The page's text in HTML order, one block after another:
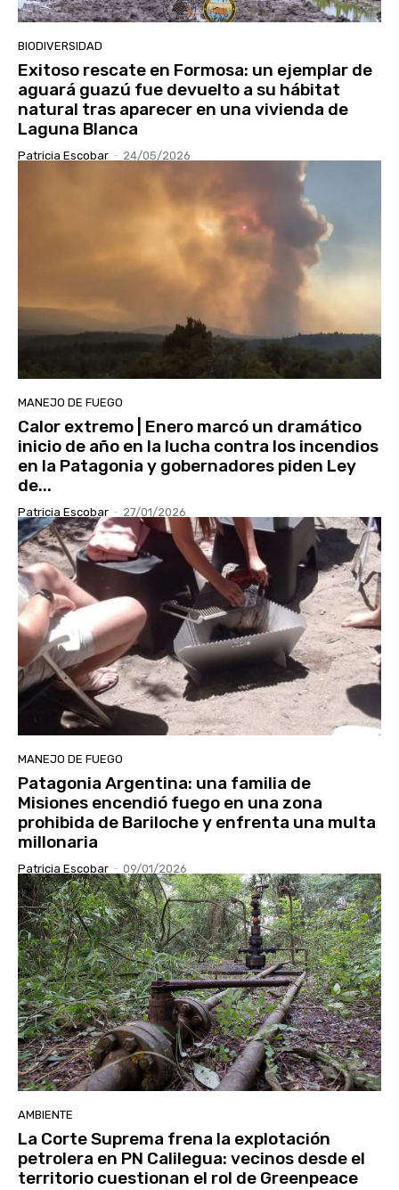
BIODIVERSIDAD
Exitoso rescate en Formosa: un ejemplar de
aguará guazú fue devuelto a su hábitat
natural tras aparecer en una vivienda de
Laguna Blanca
Patricia Escobar - 24/05/2026
MANEJO DE FUEGO
Calor extremo | Enero marcó un dramático
inicio de año en la lucha contra los incendios
en la Patagonia y gobernadores piden Ley
de...
Patricia Escobar - 27/01/2026
MANEJO DE FUEGO
Patagonia Argentina: una familia de
Misiones encendió fuego en una zona
prohibida de Bariloche y enfrenta una multa
millonaria
Patricia Escobar - 09/01/2026
AMBIENTE
La Corte Suprema frena la explotación
petrolera en PN Calilegua: vecinos desde el
territorio cuestionan el rol de Greenpeace